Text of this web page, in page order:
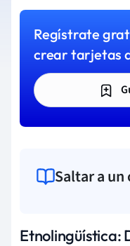
Regístrate
crear tarjetas
Saltar a
Etnolingüística: